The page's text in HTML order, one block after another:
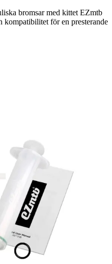
bromsar med kittet EZmtb
för en presterande